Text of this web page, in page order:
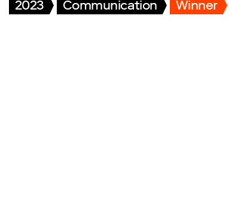
2023 Communication Winner